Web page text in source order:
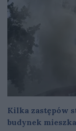
Kilka zastępów
budynek